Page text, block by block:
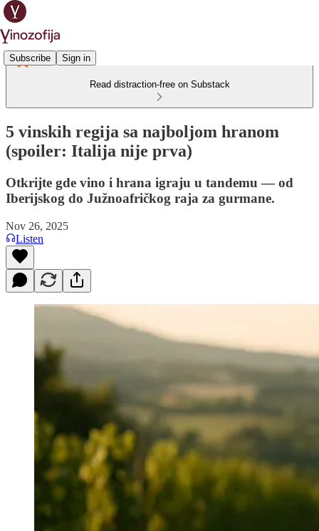
Subscribe Sign in
Read distraction-free on Substack
5 vinskih regija sa najboljom hranom
(spoiler: Italija nije prva)
Otkrijte gde vino i hrana igraju u tandemu — od
Iberijskog do Južnoafričkog raja za gurmane.
Nov 26, 2025
Listen